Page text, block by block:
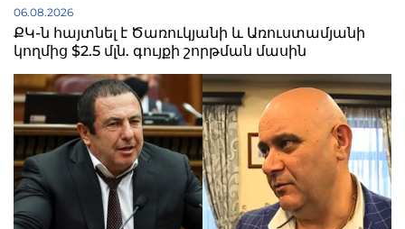
06.08.2026
ՔԿ-ն հայտնել է Ծառուկյանի և Առուստամյանի
կողմից $2.5 մլն. գույքի շորթման մասին